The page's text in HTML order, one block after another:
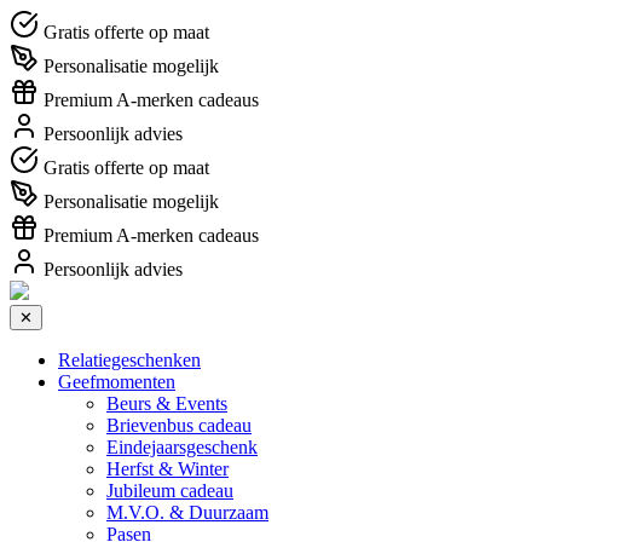
Gratis offerte op maat
Personalisatie mogelijk
Premium A-merken cadeaus
Persoonlijk advies
Gratis offerte op maat
Personalisatie mogelijk
Premium A-merken cadeaus
Persoonlijk advies
✕
Relatiegeschenken
Geefmomenten
Beurs & Events
Brievenbus cadeau
Eindejaarsgeschenk
Herfst & Winter
Jubileum cadeau
M.V.O. & Duurzaam
Pasen